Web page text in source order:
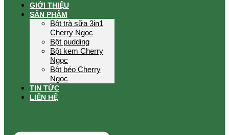
GIỚI THIỆU
SẢN PHẨM
Bột trà sữa 3in1
Cherry Ngọc
Bột pudding
Bột kem Cherry
Ngọc
Bột béo Cherry
Ngọc
TIN TỨC
LIÊN HỆ